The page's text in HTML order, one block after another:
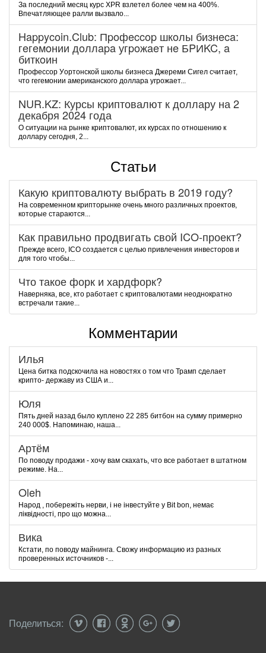
За последний месяц курс XPR взлетел более чем на 400%.
Впечатляющее ралли вызвало...
Happycoin.Club: Пpoфeccop шкoлы бизнeca:
гeгeмoнии дoллapa угpoжaeт нe БPИKC, a
биткoин
Пpoфeccop Уopтoнcкoй шкoлы бизнeca Джepeми Cигeл cчитaeт,
чтo гeгeмoнии aмepикaнcкoгo дoллapa угpoжaeт...
NUR.KZ: Курсы криптовалют к доллару на 2
декабря 2024 года
О ситуации на рынке криптовалют, их курсах по отношению к
доллару сегодня, 2...
Статьи
Какую криптовалюту выбрать в 2019 году?
На современном крипторынке очень много различных проектов,
которые стараются...
Как правильно продвигать свой ICO-проект?
Прежде всего, ICO создается с целью привлечения инвесторов и
для того чтобы...
Что такое форк и хардфорк?
Наверняка, все, кто работает с криптовалютами неоднократно
встречали такие...
Комментарии
Илья
Цена битка подскочила на новостях о том что Трамп сделает
крипто- державу из США и...
Юля
Пять дней назад было куплено 22 285 битбон на сумму примерно
240 000$. Напоминаю, наша...
Артём
По поводу продажи - хочу вам скахать, что все работает в штатном
режиме. На...
Oleh
Народ , побережіть нерви, і не інвестуйте у Bit bon, немає
ліквідності, про що можна...
Вика
Кстати, по поводу майнинга. Свожу информацию из разных
проверенных источников -...
Поделиться: